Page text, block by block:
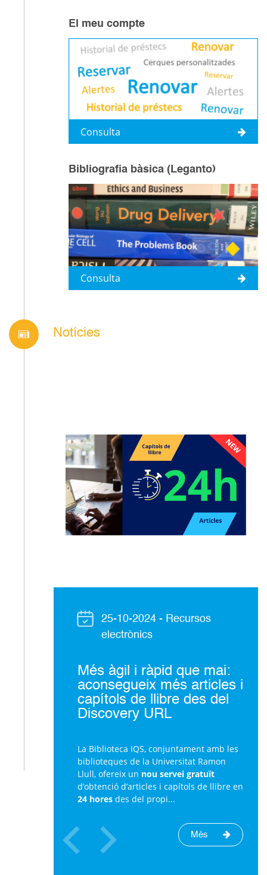
El meu compte
Consulta
Bibliografia bàsica (Leganto)
Consulta
Notícies
25-10-2024 - Recursos
electrònics
Més àgil i ràpid que mai:
aconsegueix més articles i
capítols de llibre des del
Discovery URL
La Biblioteca IQS, conjuntament amb les
biblioteques de la Universitat Ramon
Llull, ofereix un nou servei gratuït
d’obtenció d’articles i capítols de llibre en
24 hores des del propi...
Més